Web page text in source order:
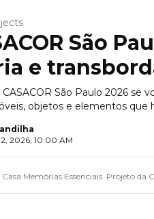
São
e
CASACOR São Paulo 2026 se
objetos e elementos que
2026, 10:00 AM
Memórias Essenciais. Projeto da